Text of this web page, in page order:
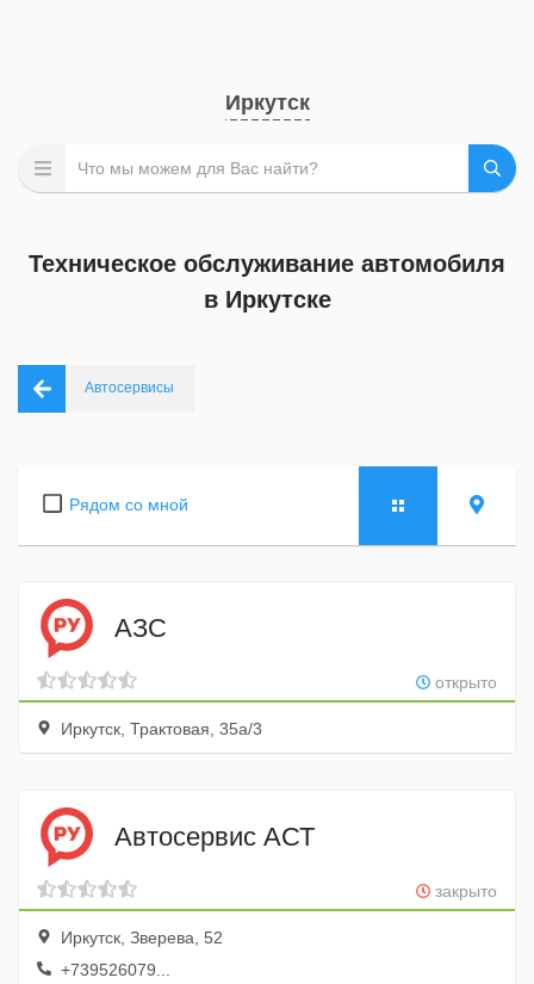
Иркутск
Техническое обслуживание автомобиля
в Иркутске
Автосервисы
Рядом со мной
АЗС
открыто
Иркутск, Трактовая, 35а/3
Автосервис АСТ
закрыто
Иркутск, Зверева, 52
+739526079...